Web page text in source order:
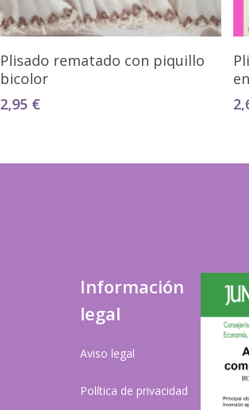
Seleccionar Opciones
Plisado rematado con piquillo
bicolor
2,95 €
Información
legal
Aviso legal
Política de privacidad